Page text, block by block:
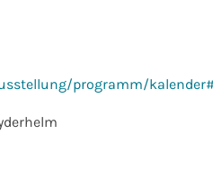
programm/